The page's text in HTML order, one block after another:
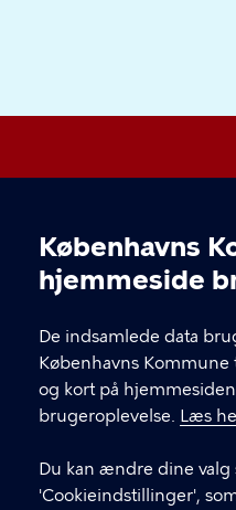
Københavns
hjemmeside
De indsamlede data
Københavns Kommune
og kort på
brugeroplevelse. Læs
Du kan ændre dine valg
'Cookieindstillinger',
KONTAKT
Valgårdsvej 4-8
LINKS